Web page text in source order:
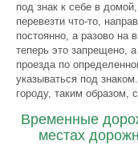
под знак к себе в
перевезти что-то,
постоянно, а разово
теперь это запрещено,
проезда по
указываться под
городу, таким образом,
Временные
местах